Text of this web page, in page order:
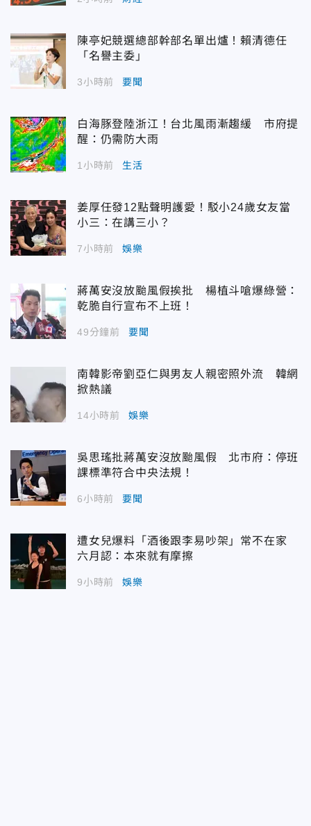
陳亭妃競選總部幹部名單出爐！賴清德任
「名譽主委」
3小時前 要聞
白海豚登陸浙江！台北風雨漸趨緩 市府提
醒：仍需防大雨
1小時前 生活
姜厚任發12點聲明護愛！駁小24歲女友當
小三：在講三小？
7小時前 娛樂
蔣萬安沒放颱風假挨批 楊植斗嗆爆綠營：
乾脆自行宣布不上班！
49分鐘前 要聞
南韓影帝劉亞仁與男友人親密照外流 韓網
掀熱議
14小時前 娛樂
吳思瑤批蔣萬安沒放颱風假 北市府：停班
課標準符合中央法規！
6小時前 要聞
遭女兒爆料「酒後跟李易吵架」常不在家
六月認：本來就有摩擦
9小時前 娛樂